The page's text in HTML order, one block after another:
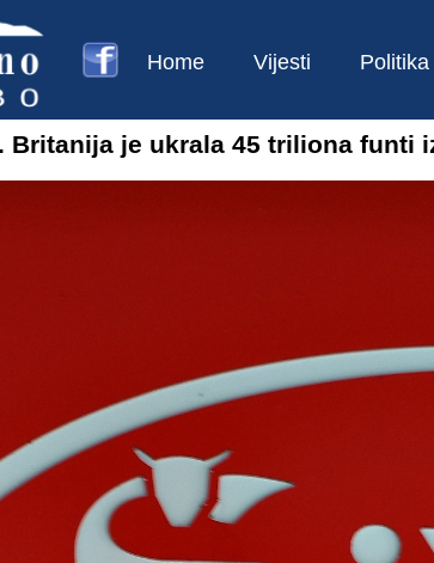
Home Vijesti Politika
Britanija je ukrala 45 triliona funti